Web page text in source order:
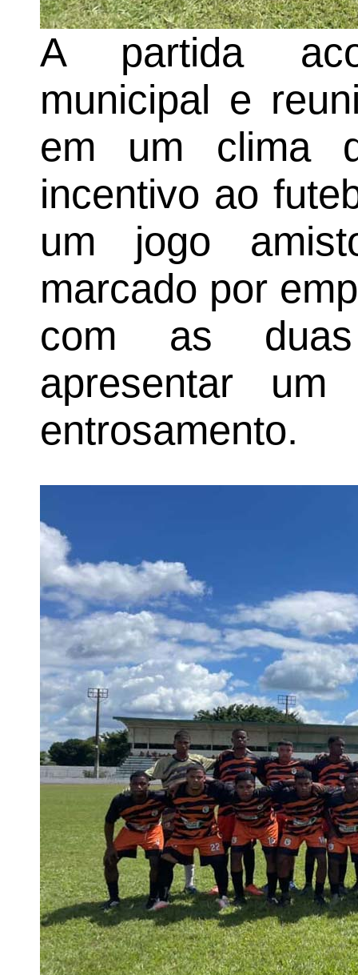
A partida
municipal e
em um clima
incentivo ao
um jogo
marcado por
com as duas
apresentar
entrosamento.